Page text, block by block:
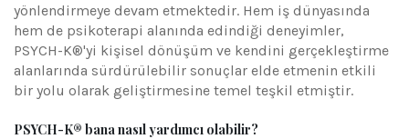
yönlendirmeye devam etmektedir. Hem iş dünyasında
hem de psikoterapi alanında edindiği deneyimler,
PSYCH-K®'yi kişisel dönüşüm ve kendini gerçekleştirme
alanlarında sürdürülebilir sonuçlar elde etmenin etkili
bir yolu olarak geliştirmesine temel teşkil etmiştir.
PSYCH-K® bana nasıl yardımcı olabilir?